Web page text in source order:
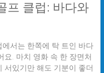
프 클럽: 바다와
서는 한쪽에 탁 트인 바다
요. 마치 영화 속 한 장면처
서있기만 해도 기분이 좋더